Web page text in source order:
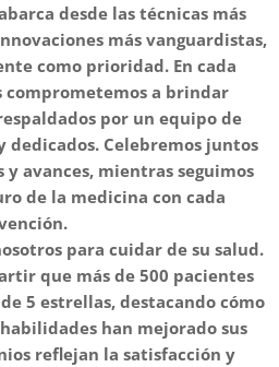
desde las técnicas más
más vanguardistas,
como prioridad. En cada
comprometemos a brindar
por un equipo de
dedicados. Celebremos juntos
y avances, mientras seguimos
de la medicina con cada
🏆🔬
para cuidar de su salud.
que más de 500 pacientes
5 estrellas, destacando cómo
han mejorado sus
reflejan la satisfacción y